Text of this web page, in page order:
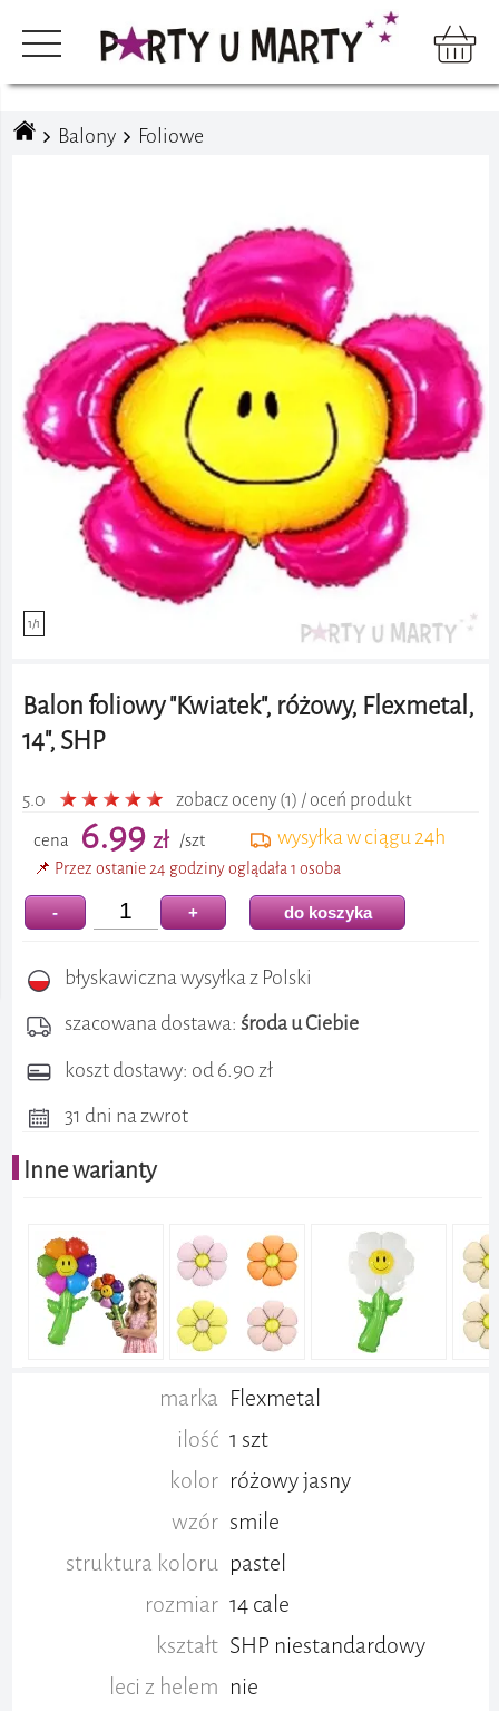
Balony Foliowe
1/1
Balon foliowy "Kwiatek", różowy, Flexmetal,
14", SHP
5.0 zobacz oceny (1) / oceń produkt
cena 6.99 zł /szt wysyłka w ciągu 24h
📌 Przez ostanie 24 godziny oglądała 1 osoba
- + do koszyka
błyskawiczna wysyłka z Polski
szacowana dostawa: środa u Ciebie
koszt dostawy: od 6.90 zł
31 dni na zwrot
Inne warianty
marka Flexmetal
ilość 1 szt
kolor różowy jasny
wzór smile
struktura koloru pastel
rozmiar 14 cale
kształt SHP niestandardowy
leci z helem nie